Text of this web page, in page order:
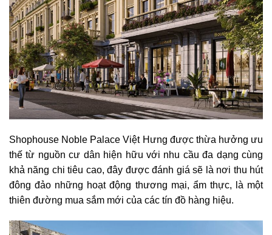
Shophouse Noble Palace Việt Hưng được thừa hưởng ưu
thế từ nguồn cư dân hiện hữu với nhu cầu đa dạng cùng
khả năng chi tiêu cao, đây được đánh giá sẽ là nơi thu hút
đông đảo những hoạt động thương mại, ẩm thực, là một
thiên đường mua sắm mới của các tín đồ hàng hiệu.